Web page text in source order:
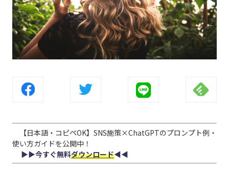
【日本語・コピペOK】SNS施策×ChatGPTのプロンプト例・
使い方ガイドを公開中！
▶︎▶︎今すぐ無料ダウンロード◀︎◀︎